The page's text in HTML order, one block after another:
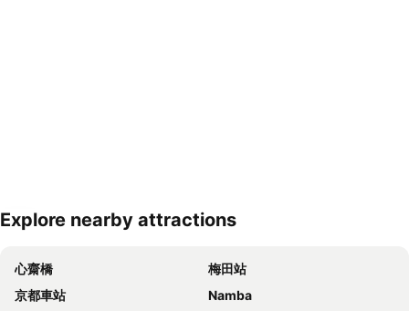
展開地圖
Explore nearby attractions
心齋橋
梅田站
京都車站
Namba